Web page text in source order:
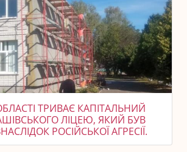
ТРИВАЄ КАПІТАЛЬНИЙ
ЛІЦЕЮ, ЯКИЙ БУВ
РОСІЙСЬКОЇ АГРЕСІЇ.